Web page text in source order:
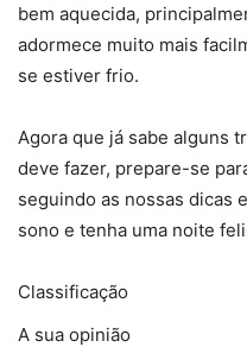
bem aquecida,
adormece muito mais
se estiver frio.
Agora que já sabe alguns
deve fazer, prepare-se
seguindo as nossas dicas
sono e tenha uma noite
Classificação
A sua opinião